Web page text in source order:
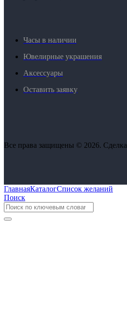
Часы в наличии
Ювелирные украшения
Аксессуары
Оставить заявку
Все права защищены © 2026. Сделка
ГлавнаяКаталогСписок желаний
Поиск